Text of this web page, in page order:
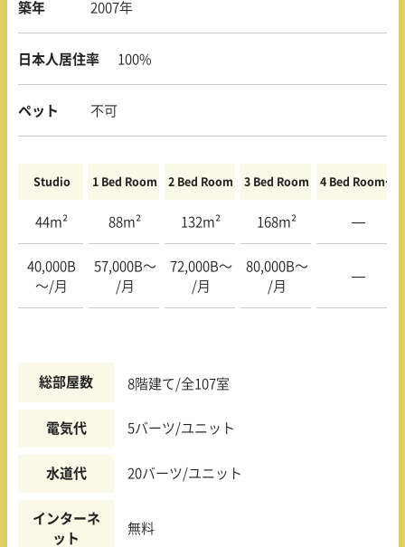
築年 2007年
日本人居住率 100%
ペット 不可
Studio 1 Bed Room 2 Bed Room 3 Bed Room 4 Bed Room〜
44m² 88m² 132m² 168m² —
40,000B
〜/月
57,000B〜
/月
72,000B〜
/月
80,000B〜
/月
—
総部屋数 8階建て/全107室
電気代 5バーツ/ユニット
水道代 20バーツ/ユニット
インターネ
ット
無料